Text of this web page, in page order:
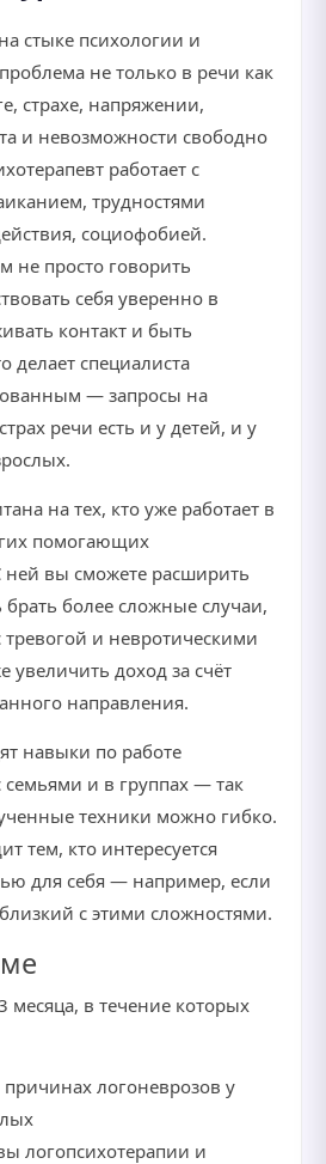
стыке психологии и
не только в речи как
страхе, напряжении,
и невозможности свободно
работает с
трудностями
социофобией.
не просто говорить
себя уверенно в
контакт и быть
специалиста
— запросы на
речи есть и у детей, и у
на тех, кто уже работает в
помогающих
ней вы сможете расширить
брать более сложные случаи,
тревогой и невротическими
увеличить доход за счёт
направления.
навыки по работе
и в группах — так
техники можно гибко.
тем, кто интересуется
для себя — например, если
с этими сложностями.
месяца, в течение которых
причинах логоневрозов у
логопсихотерапии и